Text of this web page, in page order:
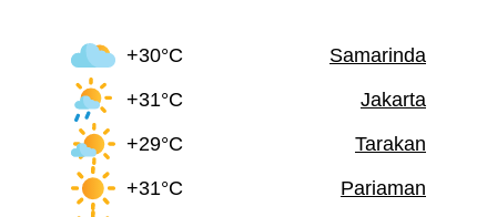
+30°C
Samarinda
+31°C
Jakarta
+29°C
Tarakan
+31°C
Pariaman